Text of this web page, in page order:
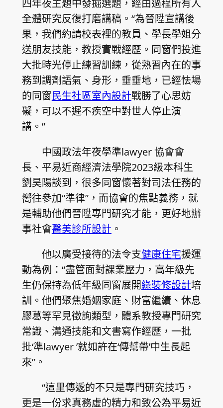
四年夜主題中發掘選題，經由過程所有人
全體研究反復打磨講稿。“為晉陞宣講後
果，我們約請校表裡的教員、學長學姐分
送朋友技能，教授實戰經歷。同窗們投進
大批時光停止練習訓練，從熟習內在的事
務到調劑語氣、身形，垂垂地，已經怯場
的同窗民生社區室內設計戰勝了心思妨
礙，可以不遲不疾空中對世人停止演
講。”
中國政法年夜學準lawyer 協會會
長、平易近商經濟法學院2023級本科生
劉昊陽談到，很多同窗懷著對司法任務的
嚮往參加“準律”，而協會的焦點義務，就
是輔助他們晉陞專門研究才能，更好地辦
事社會醫美診所設計 。
他以廣受接待的法令支健康住宅援運
動為例：“盡管面對課業壓力，高年級先
生仍保持為低年級同窗展開綠裝修設計培
訓。他們聚焦婚姻家庭、財富繼續、休息
膠葛等罕見徵詢類型，體系教授專門研究
常識、溝通技能和文書寫作經歷，一批
批‘準lawyer ’就如許在‘傳幫帶’中生長起
來”。
“這里傳遞的不只是專門研究技巧，
更是一份求真務虛的精力和致公為平易近